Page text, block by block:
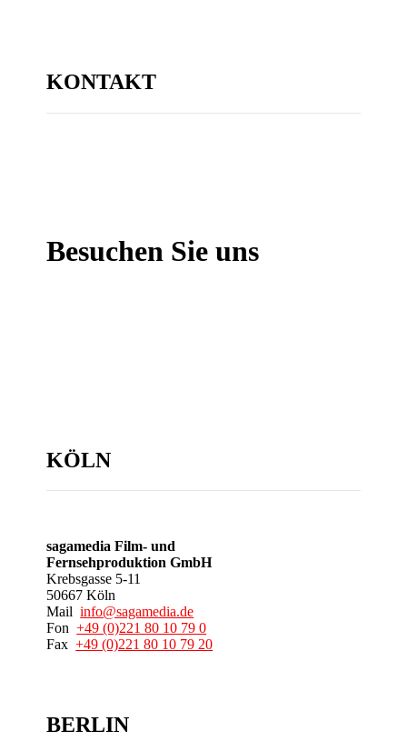
KONTAKT
Besuchen Sie uns
KÖLN
sagamedia Film- und
Fernsehproduktion GmbH
Krebsgasse 5-11
50667 Köln
Mailinfo@sagamedia.de
Fon+49 (0)221 80 10 79 0
Fax+49 (0)221 80 10 79 20
BERLIN